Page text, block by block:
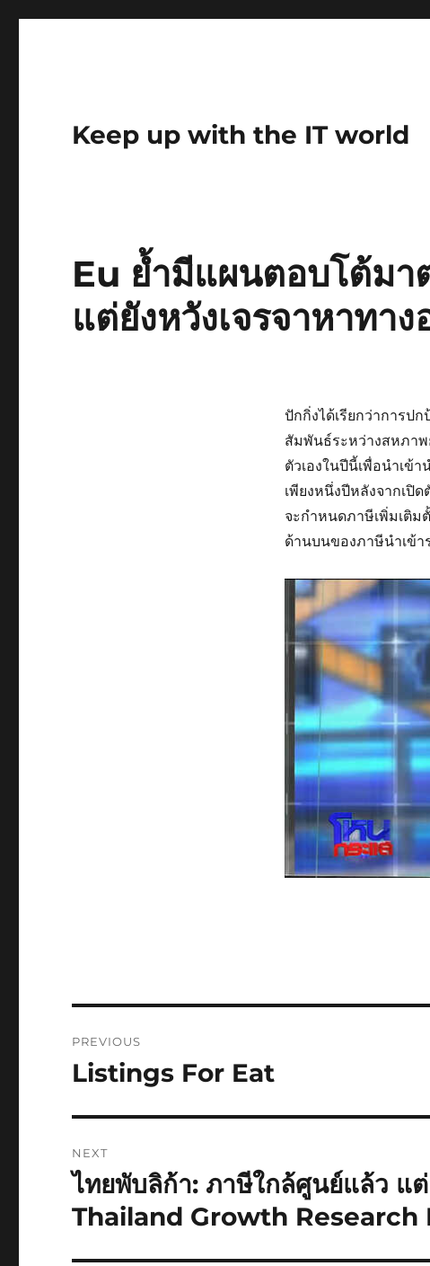
Keep up with the IT world
Eu ย้ำมีแผนตอบโต้มา
แต่ยังหวังเจรจาหาทา
ปักกิ่งได้เรียกว่าการป
สัมพันธ์ระหว่างสหภา
ตัวเองในปีนี้เพื่อนำเข้
เพียงหนึ่งปีหลังจากเปิ
จะกำหนดภาษีเพิ่มเติม
ด้านบนของภาษีนำเข้
navigation
PREVIOUS
Previous
Listings For Eat
NEXT
Next
post:
ไทยพับลิก้า: ภาษีใกล้ศูนย์แล้ว แ
Thailand Growth